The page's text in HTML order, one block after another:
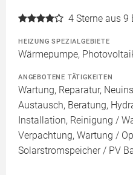
4 Sterne aus 9
HEIZUNG SPEZIALGEBIETE
Wärmepumpe,
ANGEBOTENE TÄTIGKEITEN
Wartung, Reparatur,
Austausch, Beratung,
Installation, Reinigung /
Verpachtung, Wartung /
Solarstromspeicher / PV